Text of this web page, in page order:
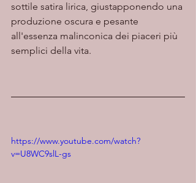
sottile satira lirica, giustapponendo una
produzione oscura e pesante
all'essenza malinconica dei piaceri più
semplici della vita.
https://www.youtube.com/watch?
v=U8WC9slL-gs